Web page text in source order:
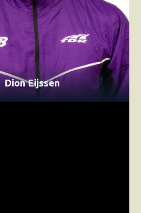
Dion Eijssen